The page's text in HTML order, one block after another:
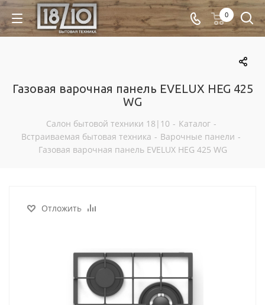
0
Газовая варочная панель EVELUX HEG 425
WG
Салон бытовой техники 18|10 - Каталог -
Встраиваемая бытовая техника - Варочные панели -
Газовая варочная панель EVELUX HEG 425 WG
Отложить